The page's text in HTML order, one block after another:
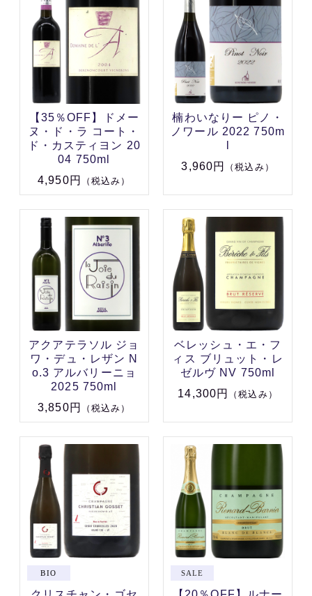
【35％OFF】ドメー
ヌ・ド・ラ コート・
ド・カスティヨン 20
04 750ml
4,950円
（税込み）
楠わいなりー ピノ・
ノワール 2022 750m
3,960円
（税込み）
アクアテラソル ジョ
ワ・デュ・レザン N
o.3 アルバリーニョ
2025 750ml
3,850円
（税込み）
ベレッシュ・エ・フ
ィス ブリュット・レ
ゼルヴ NV 750ml
14,300円
（税込み）